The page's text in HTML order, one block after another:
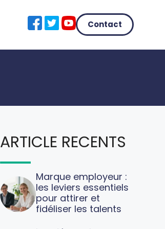
Contact
ARTICLE RECENTS
Marque employeur :
les leviers essentiels
pour attirer et
fidéliser les talents